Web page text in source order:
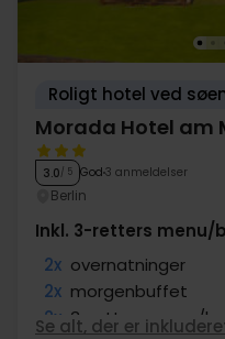
Roligt hotel ved
Morada Hotel am
3.0/ 5 God 3 anmeldelser
Berlin
Inkl. 3-retters menu/
2x overnatninger
2x morgenbuffet
2x 3-retters menu/
Se alt, der er